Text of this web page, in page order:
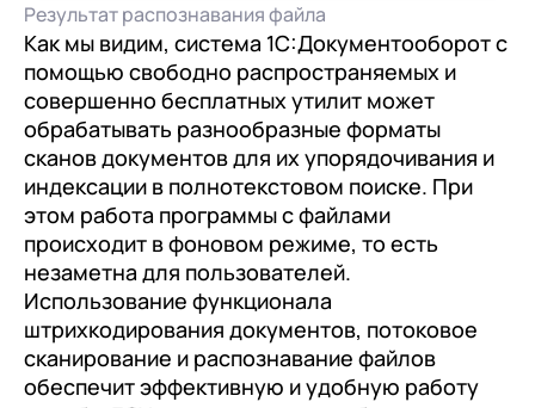
Результат распознавания файла
Как мы видим, система 1С:Документооборот с
помощью свободно распространяемых и
совершенно бесплатных утилит может
обрабатывать разнообразные форматы
сканов документов для их упорядочивания и
индексации в полнотекстовом поиске. При
этом работа программы с файлами
происходит в фоновом режиме, то есть
незаметна для пользователей.
Использование функционала
штрихкодирования документов, потоковое
сканирование и распознавание файлов
обеспечит эффективную и удобную работу